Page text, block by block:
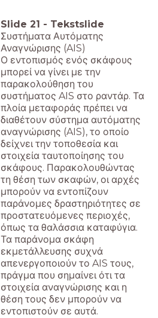
Slide 21 - Tekstslide
Συστήματα Αυτόματης
Αναγνώρισης (AIS)
Ο εντοπισμός ενός σκάφους
μπορεί να γίνει με την
παρακολούθηση του
συστήματος AIS στο ραντάρ. Τα
πλοία μεταφοράς πρέπει να
διαθέτουν σύστημα αυτόματης
αναγνώρισης (AIS), το οποίο
δείχνει την τοποθεσία και
στοιχεία ταυτοποίησης του
σκάφους. Παρακολουθώντας
τη θέση των σκαφών, οι αρχές
μπορούν να εντοπίζουν
παράνομες δραστηριότητες σε
προστατευόμενες περιοχές,
όπως τα θαλάσσια καταφύγια.
Τα παράνομα σκάφη
εκμετάλλευσης συχνά
απενεργοποιούν το AIS τους,
πράγμα που σημαίνει ότι τα
στοιχεία αναγνώρισης και η
θέση τους δεν μπορούν να
εντοπιστούν σε αυτά.